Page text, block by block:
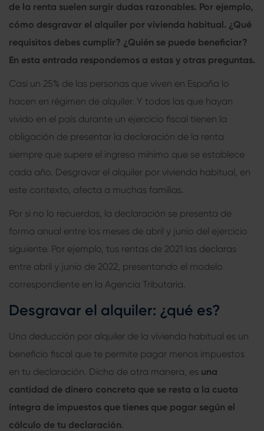
de la renta suelen surgir dudas razonables. Por ejemplo,
cómo desgravar el alquiler por vivienda habitual. ¿Qué
requisitos debes cumplir? ¿Quién se puede beneficiar?
En esta entrada respondemos a estas y otras preguntas.
Casi un 25% de las personas que viven en España lo
hacen en régimen de alquiler. Y todas las que hayan
vivido en el país durante un ejercicio fiscal tienen la
obligación de presentar la declaración de la renta
siempre que supere el ingreso mínimo que se establece
cada año. Desgravar el alquiler por vivienda habitual, en
este contexto, afecta a muchas familias.
Por si no lo recuerdas, la declaración se presenta de
forma anual entre los meses de abril y junio del ejercicio
siguiente. Por ejemplo, tus rentas de 2021 las declaras
entre abril y junio de 2022, presentando el modelo
correspondiente en la Agencia Tributaria.
Desgravar el alquiler: ¿qué es?
Una deducción por alquiler de la vivienda habitual es un
beneficio fiscal que te permite pagar menos impuestos
en tu declaración. Dicho de otra manera, es una
cantidad de dinero concreta que se resta a la cuota
íntegra de impuestos que tienes que pagar según el
cálculo de tu declaración